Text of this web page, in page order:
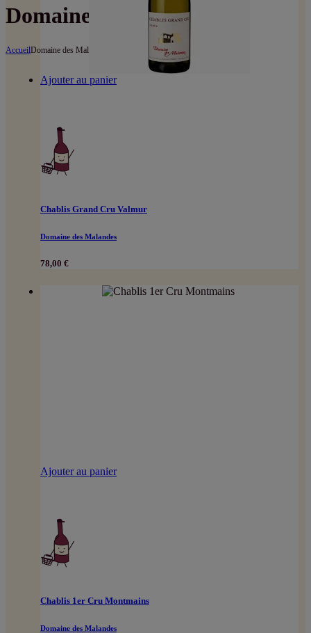
Domaine des Malandes
AccueilDomaine des Malandes
Ajouter au panier
Chablis Grand Cru Valmur
Domaine des Malandes
78,00 €
Ajouter au panier
Chablis 1er Cru Montmains
Domaine des Malandes